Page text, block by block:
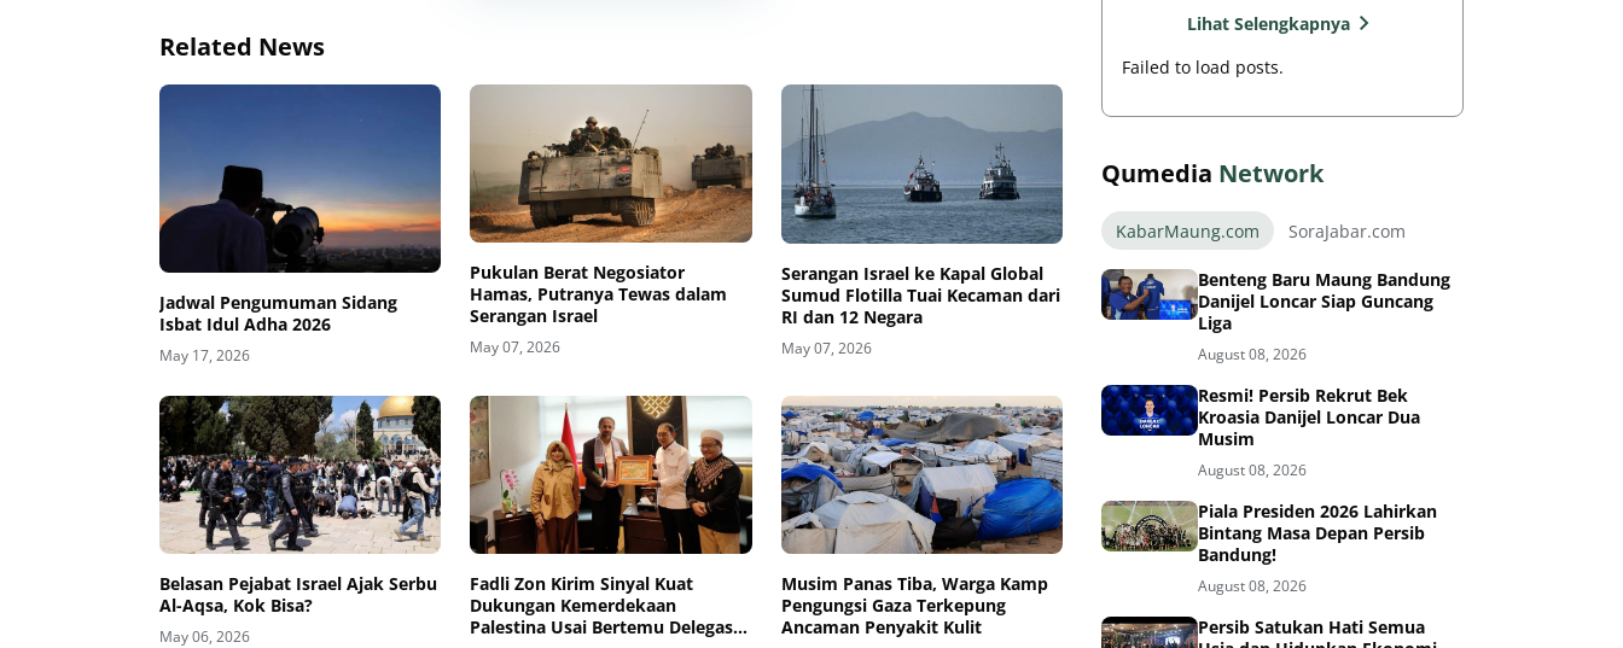
Related News
Jadwal Pengumuman Sidang
Isbat Idul Adha 2026
May 17, 2026
Pukulan Berat Negosiator
Hamas, Putranya Tewas dalam
Serangan Israel
May 07, 2026
Serangan Israel ke Kapal Global
Sumud Flotilla Tuai Kecaman dari
RI dan 12 Negara
May 07, 2026
Belasan Pejabat Israel Ajak Serbu
Al-Aqsa, Kok Bisa?
May 06, 2026
Fadli Zon Kirim Sinyal Kuat
Dukungan Kemerdekaan
Palestina Usai Bertemu Delegasi
Musim Panas Tiba, Warga Kamp
Pengungsi Gaza Terkepung
Ancaman Penyakit Kulit
Lihat Selengkapnya
Failed to load posts.
Qumedia Network
KabarMaung.com SoraJabar.com
Benteng Baru Maung Bandung
Danijel Loncar Siap Guncang
Liga
August 08, 2026
Resmi! Persib Rekrut Bek
Kroasia Danijel Loncar Dua
Musim
August 08, 2026
Piala Presiden 2026 Lahirkan
Bintang Masa Depan Persib
Bandung!
August 08, 2026
Persib Satukan Hati Semua